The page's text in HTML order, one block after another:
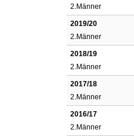
2.Männer
2019/20
2.Männer
2018/19
2.Männer
2017/18
2.Männer
2016/17
2.Männer